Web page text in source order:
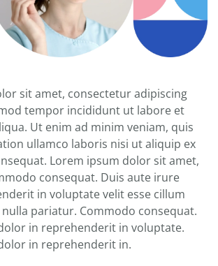
sit amet, consectetur adipiscing
tempor incididunt ut labore et
Ut enim ad minim veniam, quis
ullamco laboris nisi ut aliquip ex
Lorem ipsum dolor sit amet,
consequat. Duis aute irure
in voluptate velit esse cillum
pariatur. Commodo consequat.
in reprehenderit in voluptate.
in reprehenderit in.